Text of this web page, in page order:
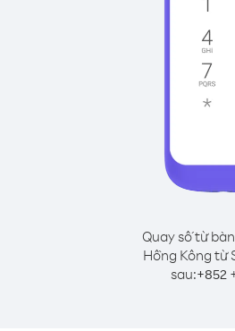
Quay số từ
Hồng Kông từ
sau:+852